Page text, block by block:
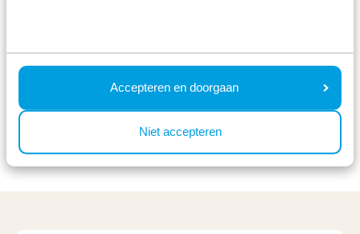
Accepteren en doorgaan
Niet accepteren
Boek een vakantie
Bekijk de prijzen en beschikbaarheid